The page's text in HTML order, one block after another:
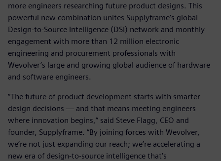
more engineers researching future product designs. This
powerful new combination unites Supplyframe’s global
Design-to-Source Intelligence (DSI) network and monthly
engagement with more than 12 million electronic
engineering and procurement professionals with
Wevolver’s large and growing global audience of hardware
and software engineers.
“The future of product development starts with smarter
design decisions — and that means meeting engineers
where innovation begins,” said Steve Flagg, CEO and
founder, Supplyframe. “By joining forces with Wevolver,
we’re not just expanding our reach; we’re accelerating a
new era of design-to-source intelligence that’s